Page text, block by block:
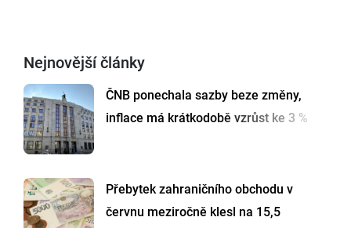
Nejnovější články
ČNB ponechala sazby beze změny,
inflace má krátkodobě vzrůst ke 3 %
Přebytek zahraničního obchodu v
červnu meziročně klesl na 15,5